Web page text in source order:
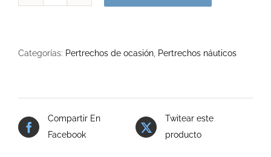
3
Categorías: Pertrechos de ocasión, Pertrechos náuticos
Compartir En
Facebook
Twitear este
producto